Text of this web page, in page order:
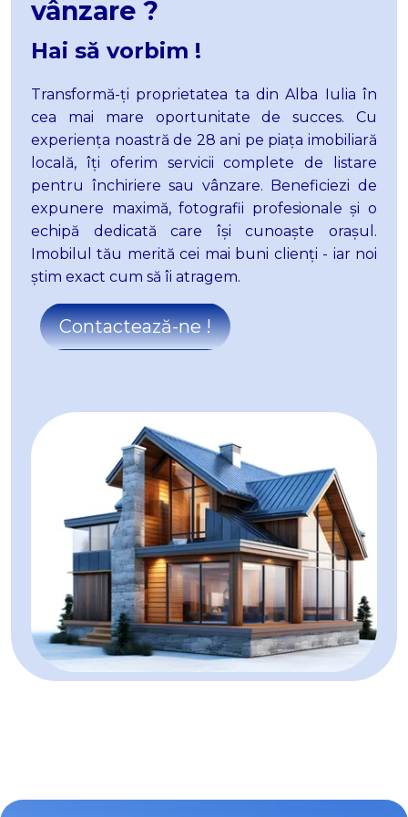
Apartamente de vanzare in Alba Iulia Ampoi 1
Apartamente de vanzare in Sebes
Apartamente de vanzare in Sebes Kogalniceanu
Apartamente de vanzare in Alba Iulia Est
Case de vanzare in Alba Iulia
Case de vanzare in Alba Iulia Cetate
Case de vanzare in Alba Iulia Central
Case de vanzare in Alba Iulia Micesti
Case de vanzare in Alba Iulia Ampoi 3
Case de vanzare in Alba Iulia Est
Case de vanzare in Alba Iulia Barabant
Case de vanzare in Alba Iulia Sud
Case de vanzare in Ciugud
Case de vanzare in Alba Iulia Nord-Vest
Terenuri de vanzare in Alba Iulia Cetate
Terenuri de vanzare in Alba Iulia Micesti
Terenuri de vanzare in Alba Iulia Partos
Terenuri de vanzare in Alba Iulia Sud
Terenuri de vanzare in Alba Iulia Barabant
Terenuri de vanzare in Alba Iulia Ampoi 3
Terenuri de vanzare in Vintu de Jos
Terenuri de vanzare in Sard
Terenuri de vanzare in Alba Iulia Sud-Est
Spatii birouri de vanzare
Spatii birouri de vanzare in Alba Iulia
Spatii birouri de vanzare in Alba Iulia Cetate
Spatii birouri de vanzare in Alba Iulia Central
vânzare ?
Hai să vorbim !
Transformă-ți proprietatea ta din Alba Iulia în
cea mai mare oportunitate de succes. Cu
experiența noastră de 28 ani pe piața imobiliară
locală, îți oferim servicii complete de listare
pentru închiriere sau vânzare. Beneficiezi de
expunere maximă, fotografii profesionale și o
echipă dedicată care își cunoaște orașul.
Imobilul tău merită cei mai buni clienți - iar noi
știm exact cum să îi atragem.
Contactează-ne !